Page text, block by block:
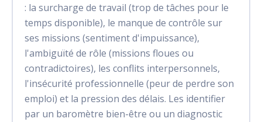
: la surcharge de travail (trop de tâches pour le
temps disponible), le manque de contrôle sur
ses missions (sentiment d'impuissance),
l'ambiguïté de rôle (missions floues ou
contradictoires), les conflits interpersonnels,
l'insécurité professionnelle (peur de perdre son
emploi) et la pression des délais. Les identifier
par un baromètre bien-être ou un diagnostic